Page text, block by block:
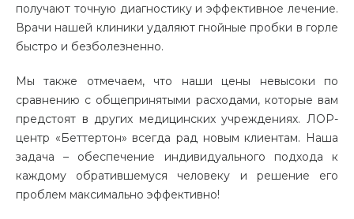
получают точную диагностику и эффективное лечение.
Врачи нашей клиники удаляют гнойные пробки в горле
быстро и безболезненно.
Мы также отмечаем, что наши цены невысоки по
сравнению с общепринятыми расходами, которые вам
предстоят в других медицинских учреждениях. ЛОР-
центр «Беттертон» всегда рад новым клиентам. Наша
задача – обеспечение индивидуального подхода к
каждому обратившемуся человеку и решение его
проблем максимально эффективно!